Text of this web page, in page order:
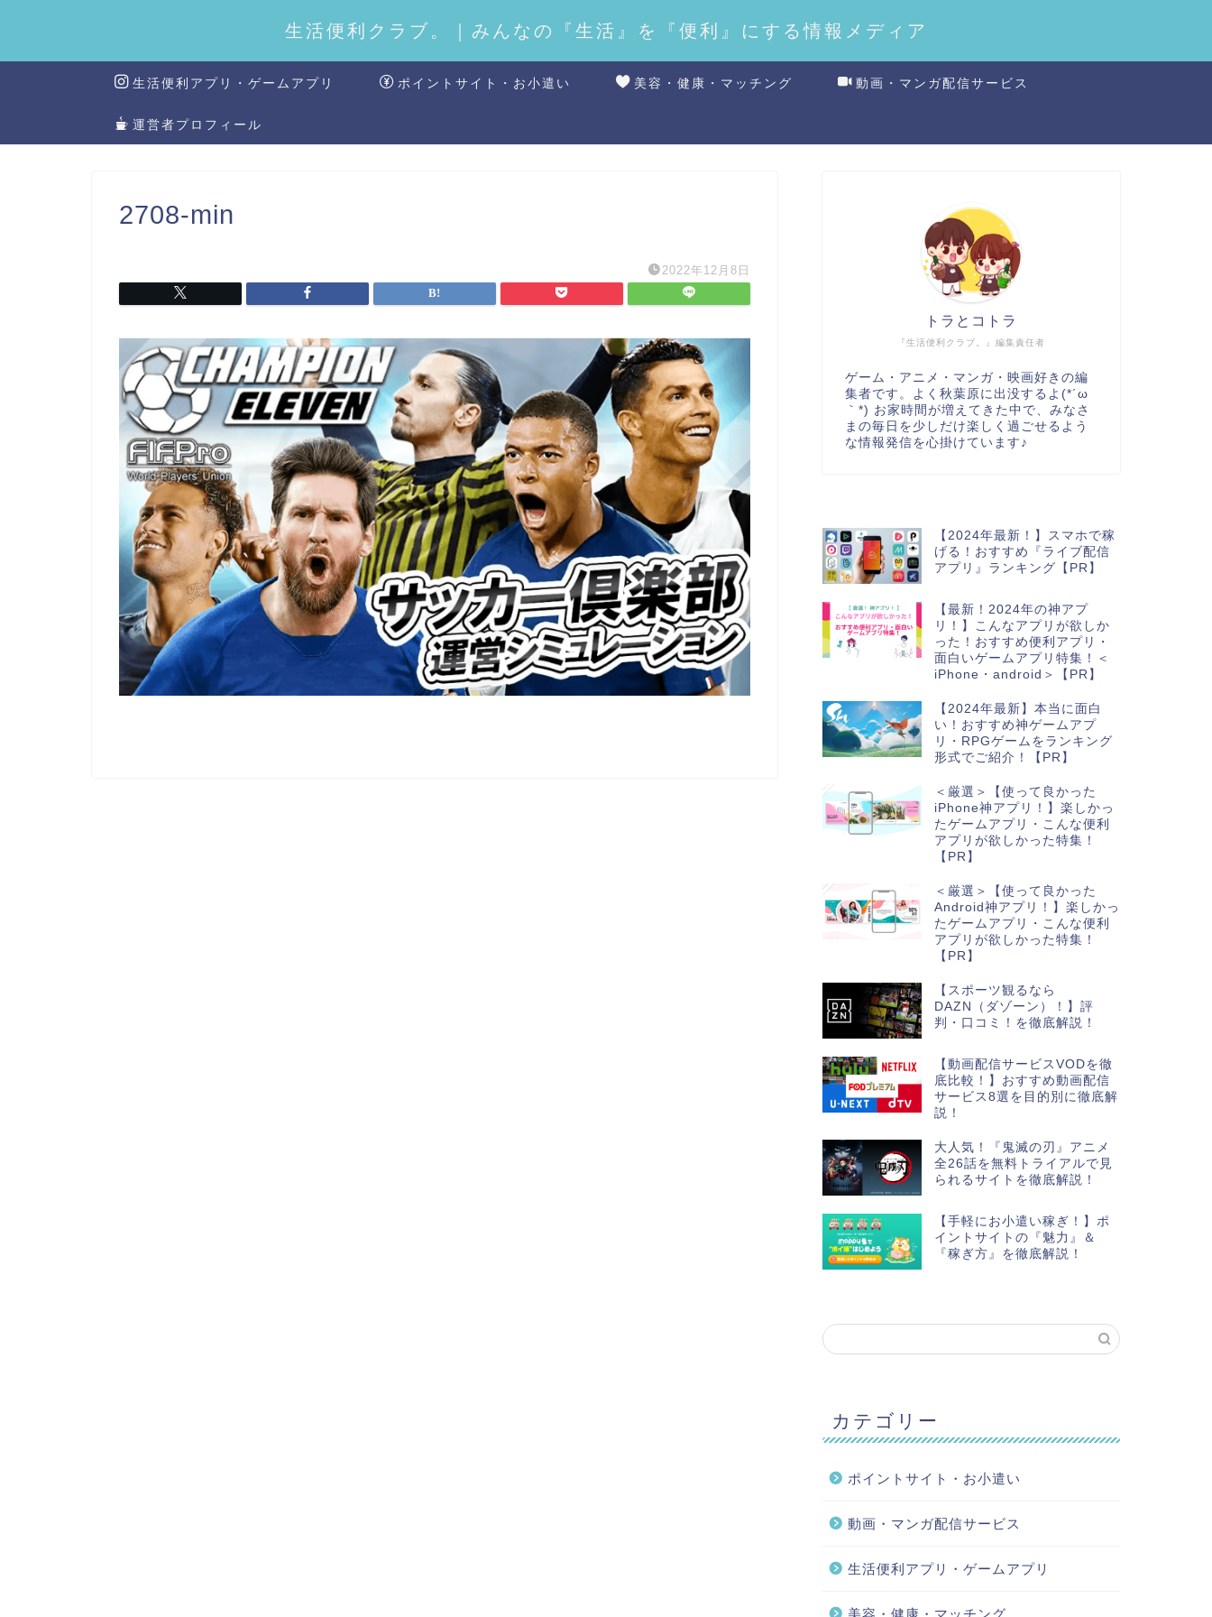
生活便利クラブ。｜みんなの『生活』を『便利』にする情報メディア
生活便利アプリ・ゲームアプリ ポイントサイト・お小遣い 美容・健康・マッチング 動画・マンガ配信サービス
運営者プロフィール
2708-min
2022年12月8日
『生活便利クラブ。』編集責任者
トラとコトラ
ゲーム・アニメ・マンガ・映画好きの編
集者です。よく秋葉原に出没するよ(*´ω
｀*) お家時間が増えてきた中で、みなさ
まの毎日を少しだけ楽しく過ごせるよう
な情報発信を心掛けています♪
【2024年最新！】スマホで稼
げる！おすすめ『ライブ配信
アプリ』ランキング【PR】
【最新！2024年の神アプ
リ！】こんなアプリが欲しか
った！おすすめ便利アプリ・
面白いゲームアプリ特集！＜
iPhone・android＞【PR】
【2024年最新】本当に面白
い！おすすめ神ゲームアプ
リ・RPGゲームをランキング
形式でご紹介！【PR】
＜厳選＞【使って良かった
iPhone神アプリ！】楽しかっ
たゲームアプリ・こんな便利
アプリが欲しかった特集！
【PR】
＜厳選＞【使って良かった
Android神アプリ！】楽しかっ
たゲームアプリ・こんな便利
アプリが欲しかった特集！
【PR】
【スポーツ観るなら
DAZN（ダゾーン）！】評
判・口コミ！を徹底解説！
【動画配信サービスVODを徹
底比較！】おすすめ動画配信
サービス8選を目的別に徹底解
説！
大人気！『鬼滅の刃』アニメ
全26話を無料トライアルで見
られるサイトを徹底解説！
【手軽にお小遣い稼ぎ！】ポ
イントサイトの『魅力』＆
『稼ぎ方』を徹底解説！
カテゴリー
ポイントサイト・お小遣い
動画・マンガ配信サービス
生活便利アプリ・ゲームアプリ
美容・健康・マッチング